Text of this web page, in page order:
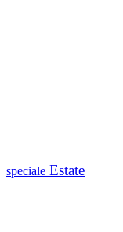
speciale Estate